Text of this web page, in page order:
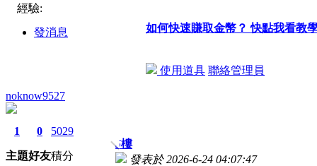
經驗:
發消息
如何快速賺取金幣？ 快點我看教
使用道具 聯絡管理員
noknow9527
1
主題
0
好友
5029
積分
5樓
發表於 2026-6-24 04:07:47